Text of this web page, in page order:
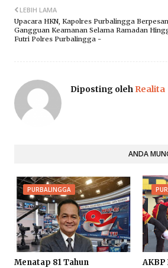
LEBIH LAMA
Upacara HKN, Kapolres Purbalingga
Gangguan Keamanan Selama Ramadan
Futri Polres Purbalingga -
Diposting oleh Realita
ANDA
PURBALINGGA
Menatap 81 Tahun